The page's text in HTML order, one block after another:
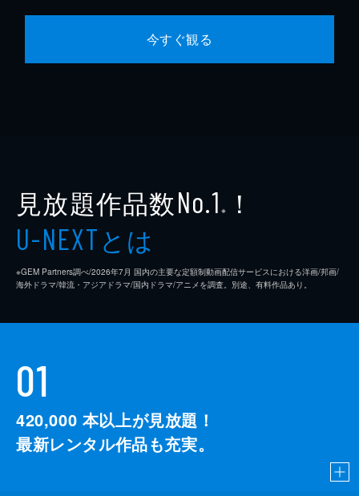
今すぐ観る
見放題作品数No.1 ※ ！
U-NEXTとは
※GEM Partners調べ/2026年7⽉ 国内の主要な定額制動画配信サービスにおける洋画/邦画/
海外ドラマ/韓流・アジアドラマ/国内ドラマ/アニメを調査。別途、有料作品あり。
01
420,000 本以上が見放題！
最新レンタル作品も充実。